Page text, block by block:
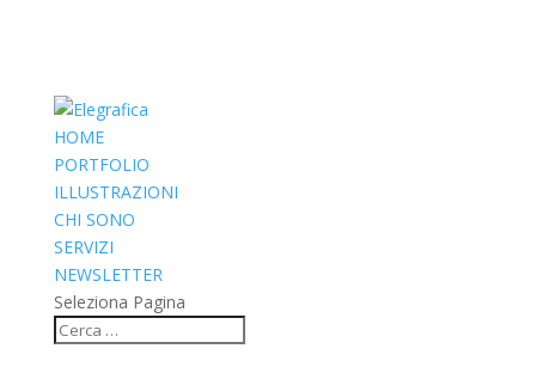
HOME
PORTFOLIO
ILLUSTRAZIONI
CHI SONO
SERVIZI
NEWSLETTER
Seleziona Pagina